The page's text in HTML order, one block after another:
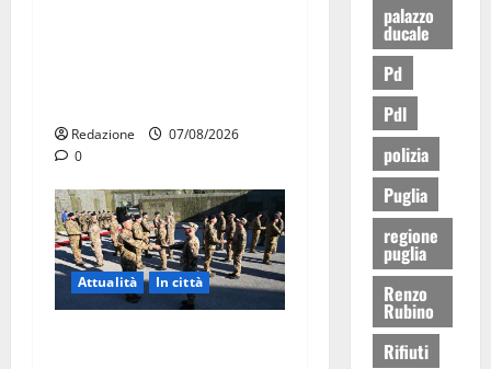
Redazione
07/08/2026
0
Attualità In città
palazzo
ducale
Pd
Pdl
polizia
Puglia
regione
puglia
Renzo
Rubino
Rifiuti